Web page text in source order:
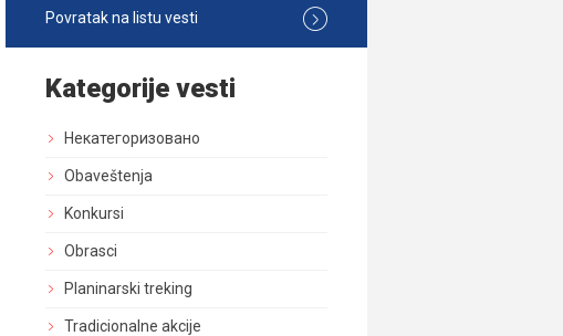
Povratak na listu vesti
Kategorije vesti
Некатегоризовано
Obaveštenja
Konkursi
Obrasci
Planinarski treking
Tradicionalne akcije